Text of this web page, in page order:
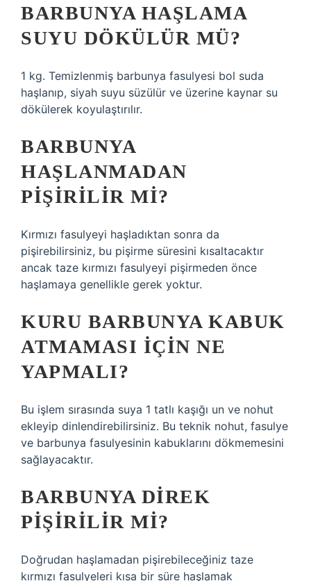
BARBUNYA HAŞLAMA
SUYU DÖKÜLÜR MÜ?
1 kg. Temizlenmiş barbunya fasulyesi bol suda
haşlanıp, siyah suyu süzülür ve üzerine kaynar su
dökülerek koyulaştırılır.
BARBUNYA
HAŞLANMADAN
PIŞIRILIR MI?
Kırmızı fasulyeyi haşladıktan sonra da
pişirebilirsiniz, bu pişirme süresini kısaltacaktır
ancak taze kırmızı fasulyeyi pişirmeden önce
haşlamaya genellikle gerek yoktur.
KURU BARBUNYA KABUK
ATMAMASI IÇIN NE
YAPMALI?
Bu işlem sırasında suya 1 tatlı kaşığı un ve nohut
ekleyip dinlendirebilirsiniz. Bu teknik nohut, fasulye
ve barbunya fasulyesinin kabuklarını dökmemesini
sağlayacaktır.
BARBUNYA DIREK
PIŞIRILIR MI?
Doğrudan haşlamadan pişirebileceğiniz taze
kırmızı fasulyeleri kısa bir süre haşlamak